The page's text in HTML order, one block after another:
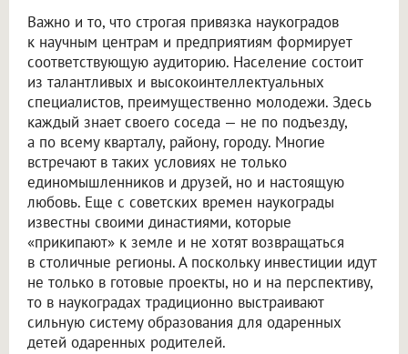
Важно и то, что строгая привязка наукоградов
к научным центрам и предприятиям формирует
соответствующую аудиторию. Население состоит
из талантливых и высокоинтеллектуальных
специалистов, преимущественно молодежи. Здесь
каждый знает своего соседа — не по подъезду,
а по всему кварталу, району, городу. Многие
встречают в таких условиях не только
единомышленников и друзей, но и настоящую
любовь. Еще с советских времен наукограды
известны своими династиями, которые
«прикипают» к земле и не хотят возвращаться
в столичные регионы. А поскольку инвестиции идут
не только в готовые проекты, но и на перспективу,
то в наукоградах традиционно выстраивают
сильную систему образования для одаренных
детей одаренных родителей.